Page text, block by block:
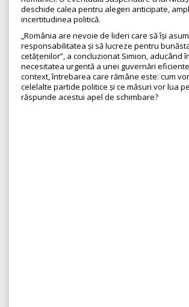
deschide calea pentru alegeri anticipate,
incertitudinea politică.
„România are nevoie de lideri care să își
responsabilitatea și să lucreze pentru
cetățenilor”, a concluzionat Simion, aducând
necesitatea urgentă a unei guvernări
context, întrebarea care rămâne este: cum
celelalte partide politice și ce măsuri vor lua
răspunde acestui apel de schimbare?